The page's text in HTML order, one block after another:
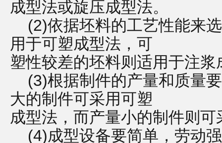
成型法或旋压成型法。
(2)依据坯料的工艺性能来
用于可塑成型法，可
塑性较差的坯料则适用于注
(3)根据制件的产量和质量
大的制件可采用可塑
成型法，而产量小的制件则
(4)成型设备要简单，劳动